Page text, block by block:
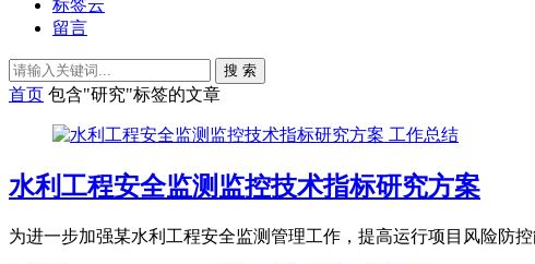
标签云
留言
搜 索
首页 包含"研究"标签的文章
工作总结
水利工程安全监测监控技术指标研究方案
为进一步加强某水利工程安全监测管理工作，提高运行项目风险防